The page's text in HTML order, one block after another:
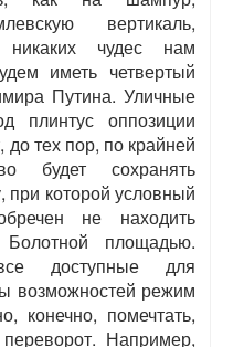
вертикаль,
никаких чудес нам
иметь четвертый
Путина. Уличные
плинтус оппозиции
тех пор, по крайней
будет сохранять
которой условный
не находить
площадью.
доступные для
возможностей режим
конечно, помечтать,
Например,